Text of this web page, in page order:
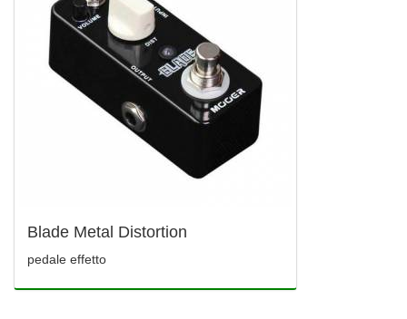
Blade Metal Distortion
pedale effetto